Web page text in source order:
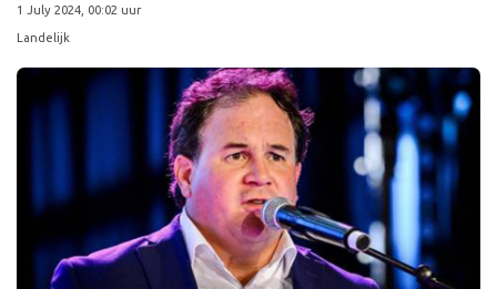
1 July 2024, 00:02 uur
Landelijk